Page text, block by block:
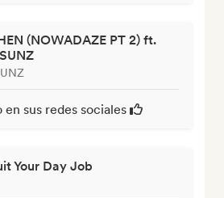
(NOWADAZE PT 2) ft.
sus redes sociales
Your Day Job